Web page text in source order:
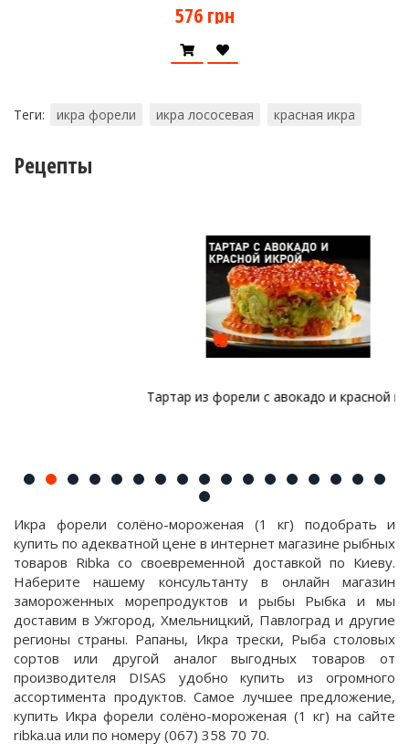
576 грн
Теги: икра форели икра лососевая красная икра
Рецепты
Тартар из форели с авокадо и красной икрой
Икра форели солёно-мороженая (1 кг) подобрать и
купить по адекватной цене в интернет магазине рыбных
товаров Ribka со своевременной доставкой по Киеву.
Наберите нашему консультанту в онлайн магазин
замороженных морепродуктов и рыбы Рыбка и мы
доставим в Ужгород, Хмельницкий, Павлоград и другие
регионы страны. Рапаны, Икра трески, Рыба столовых
сортов или другой аналог выгодных товаров от
производителя DISAS удобно купить из огромного
ассортимента продуктов. Самое лучшее предложение,
купить Икра форели солёно-мороженая (1 кг) на сайте
ribka.ua или по номеру (067) 358 70 70.